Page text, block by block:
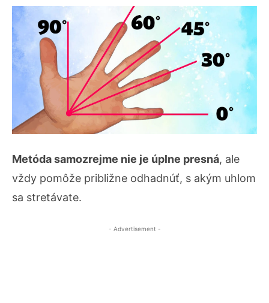
Metóda samozrejme nie je úplne presná, ale
vždy pomôže približne odhadnúť, s akým uhlom
sa stretávate.
- Advertisement -